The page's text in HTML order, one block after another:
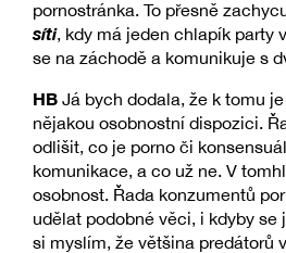
pornostránka. To přesně
síti, kdy má jeden chlapík party
se na záchodě a komunikuje s
HB Já bych dodala, že k tomu
nějakou osobnostní dispozici.
odlišit, co je porno či
komunikace, a co už ne. V
osobnost. Řada konzumentů
udělat podobné věci, i kdyby se
si myslím, že většina predátorů